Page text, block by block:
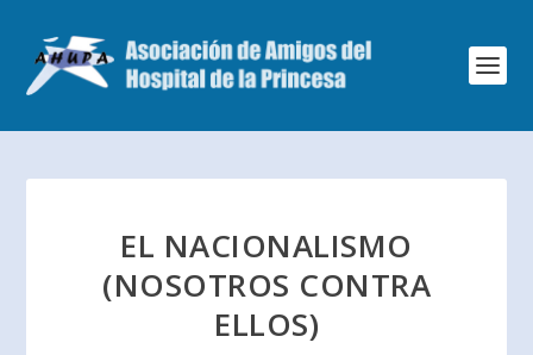
EL NACIONALISMO
(NOSOTROS CONTRA
ELLOS)